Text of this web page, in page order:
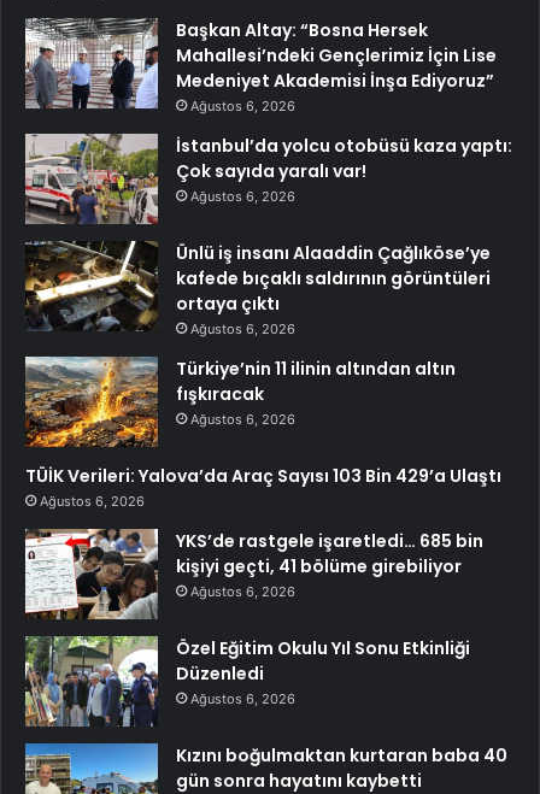
Başkan Altay: “Bosna Hersek
Mahallesi’ndeki Gençlerimiz İçin Lise
Medeniyet Akademisi İnşa Ediyoruz”
Ağustos 6, 2026
İstanbul’da yolcu otobüsü kaza yaptı:
Çok sayıda yaralı var!
Ağustos 6, 2026
Ünlü iş insanı Alaaddin Çağlıköse’ye
kafede bıçaklı saldırının görüntüleri
ortaya çıktı
Ağustos 6, 2026
Türkiye’nin 11 ilinin altından altın
fışkıracak
Ağustos 6, 2026
TÜİK Verileri: Yalova’da Araç Sayısı 103 Bin 429’a Ulaştı
Ağustos 6, 2026
YKS’de rastgele işaretledi… 685 bin
kişiyi geçti, 41 bölüme girebiliyor
Ağustos 6, 2026
Özel Eğitim Okulu Yıl Sonu Etkinliği
Düzenledi
Ağustos 6, 2026
Kızını boğulmaktan kurtaran baba 40
gün sonra hayatını kaybetti